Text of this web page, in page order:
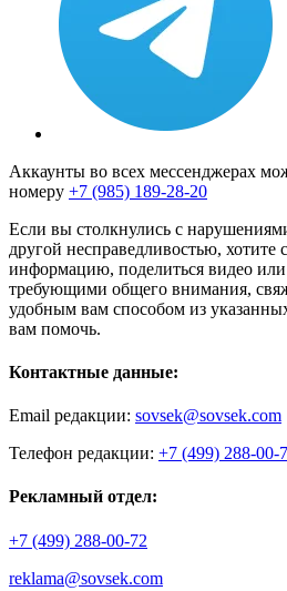
Аккаунты во всех мессенджерах
номеру +7 (985) 189-28-20
Если вы столкнулись с
другой несправедливостью,
информацию, поделиться видео
требующими общего внимания,
удобным вам способом из
вам помочь.
Контактные данные:
Email редакции: sovsek@sovsek.com
Телефон редакции: +7 (499) 288-00-
Рекламный отдел:
+7 (499) 288-00-72
reklama@sovsek.com